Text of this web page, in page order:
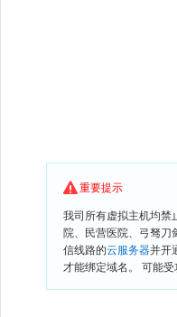
重要提示
我司所有虚拟主机均禁
院、民营医院、弓驽刀
信线路的云服务器并开
才能绑定域名。 可能